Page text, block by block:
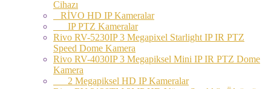
Cihazı
RİVO HD IP Kameralar
IP PTZ Kameralar
Rivo RV-5230IP 3 Megapixel Starlight IP IR PTZ
Speed Dome Kamera
Rivo RV-4030IP 3 Megapiksel Mini IP IR PTZ Dome
Kamera
2 Megapiksel HD IP Kameralar